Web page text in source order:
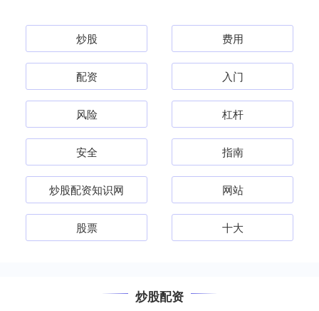
炒股 费用
配资 入门
风险 杠杆
安全 指南
炒股配资知识网 网站
股票 十大
炒股配资